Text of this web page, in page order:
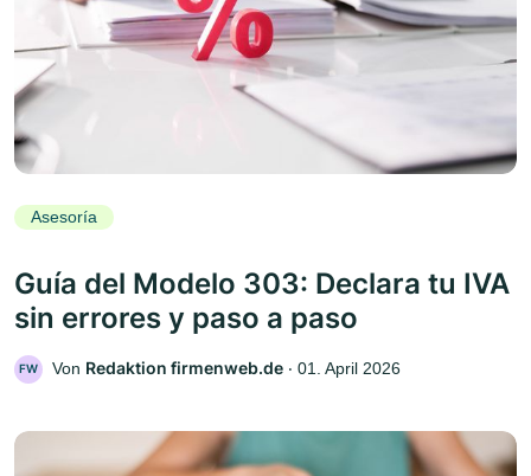
Asesoría
Guía del Modelo 303: Declara tu IVA
sin errores y paso a paso
FW Von Redaktion firmenweb.de ‧ 01. April 2026